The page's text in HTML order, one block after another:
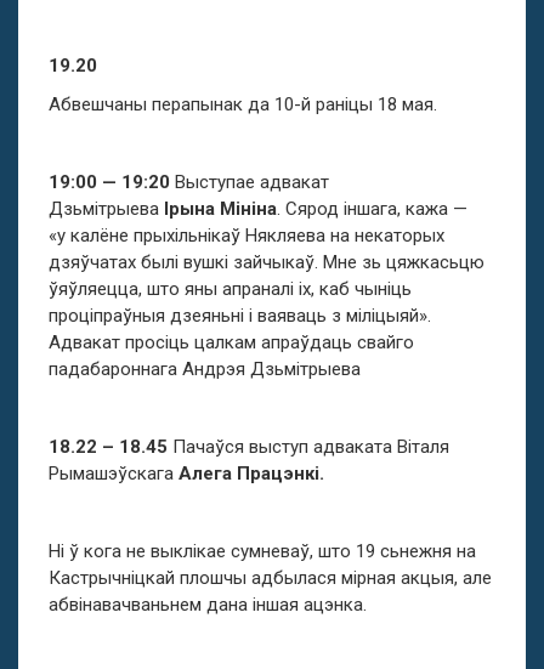
19.20
Абвешчаны перапынак да 10-й раніцы 18 мая.
19:00 — 19:20 Выступае адвакат
Дзьмітрыева Ірына Мініна. Сярод іншага, кажа —
«у калёне прыхільнікаў Някляева на некаторых
дзяўчатах былі вушкі зайчыкаў. Мне зь цяжкасьцю
ўяўляецца, што яны апраналі іх, каб чыніць
проціпраўныя дзеяньні і ваяваць з міліцыяй».
Адвакат просіць цалкам апраўдаць свайго
падабароннага Андрэя Дзьмітрыева
18.22 – 18.45 Пачаўся выступ адваката Віталя
Рымашэўскага Алега Працэнкі.
Ні ў кога не выклікае сумневаў, што 19 сьнежня на
Кастрычніцкай плошчы адбылася мірная акцыя, але
абвінавачваньнем дана іншая ацэнка.